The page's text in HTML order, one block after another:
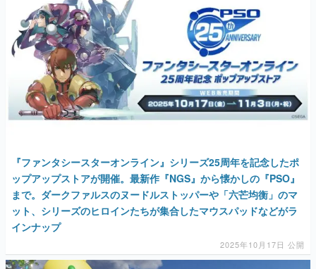
『ファンタシースターオンライン』シリーズ25周年を記念したポ
ップアップストアが開催。最新作『NGS』から懐かしの『PSO』
まで。ダークファルスのヌードルストッパーや「六芒均衡」のマ
ット、シリーズのヒロインたちが集合したマウスパッドなどがラ
インナップ
2025年10月17日 公開